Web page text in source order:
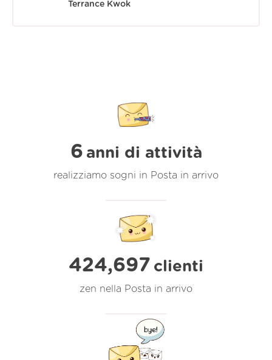
Terrance Kwok
6 anni di attività
realizziamo sogni in Posta in arrivo
424,697 clienti
zen nella Posta in arrivo